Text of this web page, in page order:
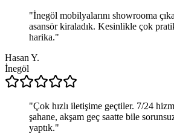
"İnegöl mobilyalarını showrooma
asansör kiraladık. Kesinlikle çok
harika."
Hasan Y.
İnegöl
"Çok hızlı iletişime geçtiler. 7/24
şahane, akşam geç saatte bile
yaptık."